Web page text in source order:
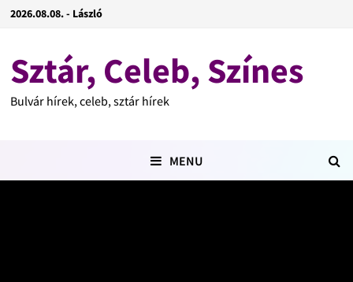
2026.08.08. - László
Sztár, Celeb, Színes
Bulvár hírek, celeb, sztár hírek
MENU